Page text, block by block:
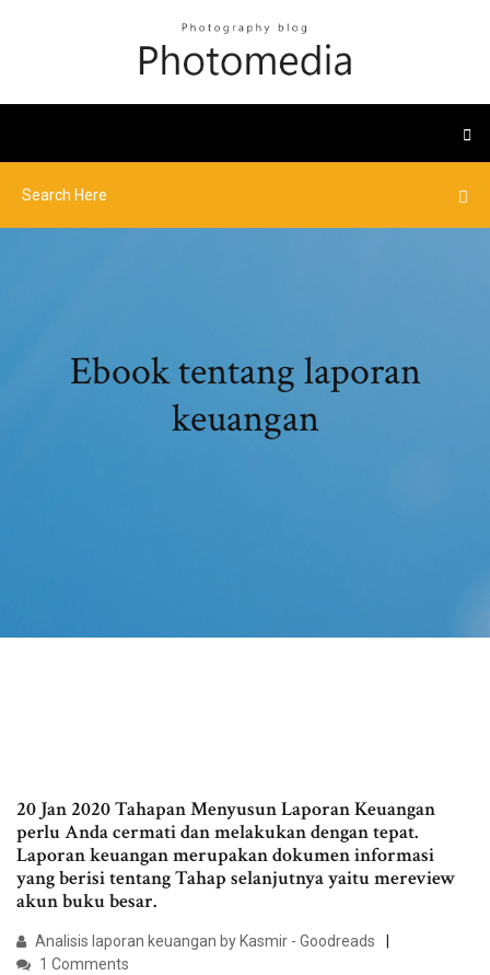
Ebook tentang laporan
keuangan
20 Jan 2020 Tahapan Menyusun Laporan Keuangan
perlu Anda cermati dan melakukan dengan tepat.
Laporan keuangan merupakan dokumen informasi
yang berisi tentang Tahap selanjutnya yaitu mereview
akun buku besar.
Analisis laporan keuangan by Kasmir - Goodreads
1 Comments